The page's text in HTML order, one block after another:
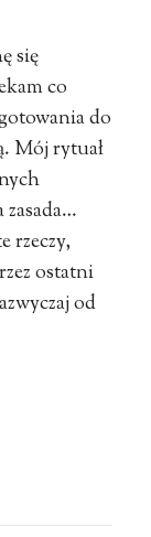
się
co
do
Mój rytuał
rzeczy,
ostatni
od